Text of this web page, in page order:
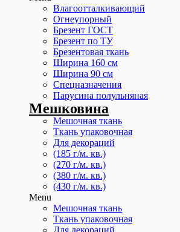
Влагоотталкивающий
Огнеупорный
Брезент ГОСТ
Брезент по ТУ
Брезентовая ткань
Ширина 160 см
Ширина 90 см
Спецназначения
Парусина полульняная
Мешковина
Мешочная ткань
Ткань упаковочная
Для декораций
(185 г/м. кв.)
(270 г/м. кв.)
(380 г/м. кв.)
(430 г/м. кв.)
Menu
Мешочная ткань
Ткань упаковочная
Для декораций